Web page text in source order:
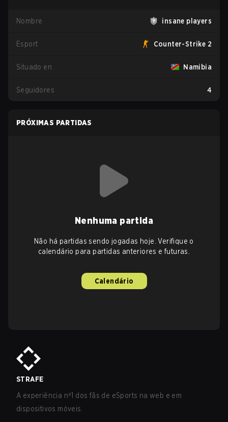
Nombre insane players
Esport Counter-Strike 2
Situado en Namibia
Seguidores 4
PRÓXIMAS PARTIDAS
Nenhuma partida
Não há partidas sendo jogadas hoje. Verifique o
calendário para partidas anteriores e futuras.
Calendário
STRAFE
A experiência nº1 dos fãs de eSports na web e em
dispositivos móveis.